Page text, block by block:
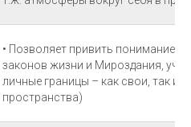
• Позволяет привить понимание
законов жизни и Мироздания,
личные границы – как свои, так и
пространства)